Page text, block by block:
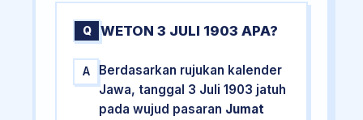
Q WETON 3 JULI 1903 APA?
A
Berdasarkan rujukan kalender
Jawa, tanggal 3 Juli 1903 jatuh
pada wujud pasaran Jumat